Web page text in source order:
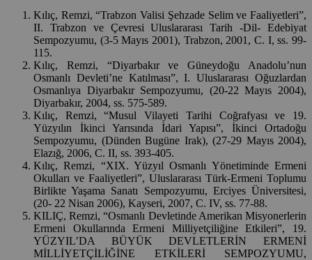
Kılıç, Remzi, “Trabzon Valisi Şehzade Selim ve Faaliyetleri”,
II. Trabzon ve Çevresi Uluslararası Tarih -Dil- Edebiyat
Sempozyumu, (3-5 Mayıs 2001), Trabzon, 2001, C. I, ss. 99-
115.
Kılıç, Remzi, “Diyarbakır ve Güneydoğu Anadolu’nun
Osmanlı Devleti’ne Katılması”, I. Uluslararası Oğuzlardan
Osmanlıya Diyarbakır Sempozyumu, (20-22 Mayıs 2004),
Diyarbakır, 2004, ss. 575-589.
Kılıç, Remzi, “Musul Vilayeti Tarihi Coğrafyası ve 19.
Yüzyılın İkinci Yarısında İdari Yapısı”, İkinci Ortadoğu
Sempozyumu, (Dünden Bugüne Irak), (27-29 Mayıs 2004),
Elazığ, 2006, C. II, ss. 393-405.
Kılıç, Remzi, “XIX. Yüzyıl Osmanlı Yönetiminde Ermeni
Okulları ve Faaliyetleri”, Uluslararası Türk-Ermeni Toplumu
Birlikte Yaşama Sanatı Sempozyumu, Erciyes Üniversitesi,
(20- 22 Nisan 2006), Kayseri, 2007, C. IV, ss. 77-88.
KILIÇ, Remzi, “Osmanlı Devletinde Amerikan Misyonerlerin
Ermeni Okullarında Ermeni Milliyetçiliğine Etkileri”, 19.
YÜZYIL’DA BÜYÜK DEVLETLERİN ERMENİ
MİLLİYETÇİLİĞİNE ETKİLERİ SEMPOZYUMU,